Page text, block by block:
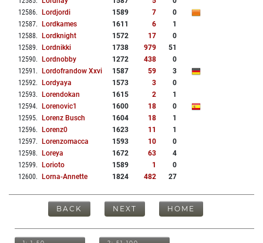
12586. Lordjordi 1589 7
0
12587. Lordkames 1611 6
1
12588. Lordknight 1572 17
0
12589. Lordnikki 1738 979
51
12590. Lordnobby 1272 438
0
12591 . Lordofrandow Xxvi 1587 59
3
12592. Lordyaya 1573 3
0
12593. Lorendokan 1615 2
1
12594. Lorenovic1 1600 18
0
12595. Lorenz Busch 1604 18
1
12596. Lorenz0 1623 11
1
12597. Lorenzomacca 1593 10
0
12598. Loreya 1672 63
4
12599. Lorioto 1589 1
0
12600. Lorna-Annette 1824 482 27
BACK NEXT HOME